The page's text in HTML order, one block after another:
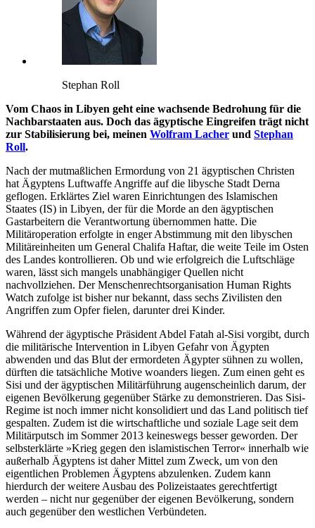
Stephan Roll
Vom Chaos in Libyen geht eine wachsende Bedrohung für die
Nachbarstaaten aus. Doch das ägyptische Eingreifen trägt nicht
zur Stabilisierung bei, meinen Wolfram Lacher und Stephan
Roll.
Nach der mutmaßlichen Ermordung von 21 ägyptischen Christen
hat Ägyptens Luftwaffe Angriffe auf die libysche Stadt Derna
geflogen. Erklärtes Ziel waren Einrichtungen des Islamischen
Staates (IS) in Libyen, der für die Morde an den ägyptischen
Gastarbeitern die Verantwortung übernommen hatte. Die
Militäroperation erfolgte in enger Abstimmung mit den libyschen
Militäreinheiten um General Chalifa Haftar, die weite Teile im Osten
des Landes kontrollieren. Ob und wie erfolgreich die Luftschläge
waren, lässt sich mangels unabhängiger Quellen nicht
nachvollziehen. Der Menschenrechtsorganisation Human Rights
Watch zufolge ist bisher nur bekannt, dass sechs Zivilisten den
Angriffen zum Opfer fielen, darunter drei Kinder.
Während der ägyptische Präsident Abdel Fatah al-Sisi vorgibt, durch
die militärische Intervention in Libyen Gefahr von Ägypten
abwenden und das Blut der ermordeten Ägypter sühnen zu wollen,
dürften die tatsächliche Motive woanders liegen. Zum einen geht es
Sisi und der ägyptischen Militärführung augenscheinlich darum, der
eigenen Bevölkerung gegenüber Stärke zu demonstrieren. Das Sisi-
Regime ist noch immer nicht konsolidiert und das Land politisch tief
gespalten. Zudem ist die wirtschaftliche und soziale Lage seit dem
Militärputsch im Sommer 2013 keineswegs besser geworden. Der
selbsterklärte »Krieg gegen den islamistischen Terror« innerhalb wie
außerhalb Ägyptens ist daher Mittel zum Zweck, um von den
eigentlichen Problemen Ägyptens abzulenken. Zudem kann
hierdurch der weitere Ausbau des Polizeistaates gerechtfertigt
werden – nicht nur gegenüber der eigenen Bevölkerung, sondern
auch gegenüber den westlichen Verbündeten.